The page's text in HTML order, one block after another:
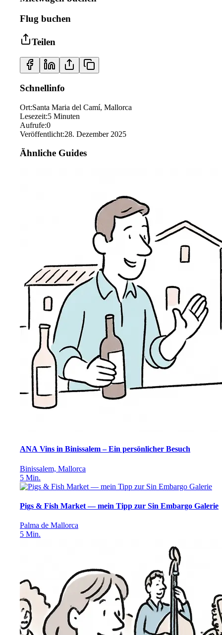
Flug buchen
Teilen
Schnellinfo
Ort:Santa Maria del Camí, Mallorca
Lesezeit:5 Minuten
Aufrufe:0
Veröffentlicht:28. Dezember 2025
Ähnliche Guides
ANA Vins in Binissalem – Ein persönlicher Besuch
Binissalem, Mallorca
5 Min.
Pigs & Fish Market — mein Tipp zur Sin Embargo Galerie
Palma de Mallorca
5 Min.